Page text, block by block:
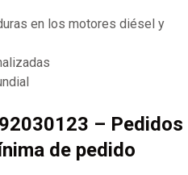
en los motores diésel y
– Pedidos
de pedido